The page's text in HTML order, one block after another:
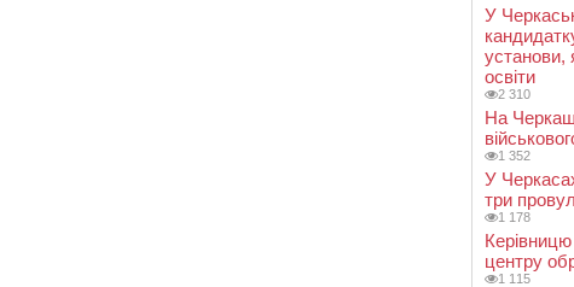
У
установи,
освіти
2 310
На
1 352
У
три
1 178
Керівницю
центру
1 115